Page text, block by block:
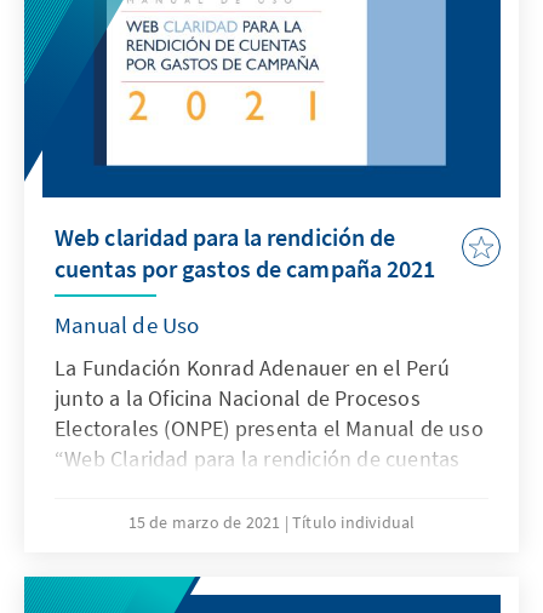
Web claridad para la rendición de
cuentas por gastos de campaña 2021
Manual de Uso
La Fundación Konrad Adenauer en el Perú
junto a la Oficina Nacional de Procesos
Electorales (ONPE) presenta el Manual de uso
“Web Claridad para la rendición de cuentas
15 de marzo de 2021 Título individual